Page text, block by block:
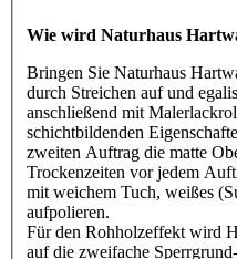
Wie wird Naturhaus
Bringen Sie Naturhaus
durch Streichen auf und
anschließend mit
schichtbildenden
zweiten Auftrag die matte
Trockenzeiten vor jedem
mit weichem Tuch, weißes
aufpolieren.
Für den Rohholzeffekt wird
auf die zweifache